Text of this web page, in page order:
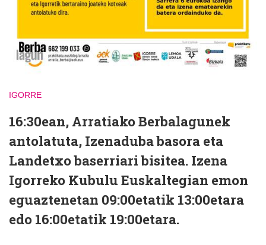
IGORRE
16:30ean, Arratiako Berbalagunek
antolatuta, Izenaduba basora eta
Landetxo baserriari bisitea. Izena
Igorreko Kubulu Euskaltegian emon
eguaztenetan 09:00etatik 13:00etara
edo 16:00etatik 19:00etara.